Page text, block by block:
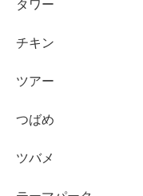
タワー
チキン
ツアー
つばめ
ツバメ